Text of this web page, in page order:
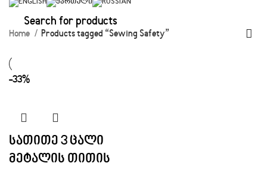
Home Products tagged “Sewing Safety”
-33%
სათითე 3 ცალი
მეტალის თითის